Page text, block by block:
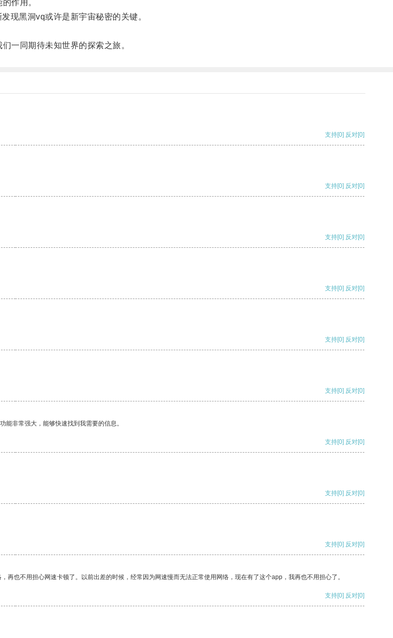
作用。
黑洞vq或许是新宇宙秘密的关键。
一同期待未知世界的探索之旅。
支持[0] 反对[0]
支持[0] 反对[0]
支持[0] 反对[0]
支持[0] 反对[0]
支持[0] 反对[0]
支持[0] 反对[0]
非常强大，能够快速找到我需要的信息。
支持[0] 反对[0]
支持[0] 反对[0]
支持[0] 反对[0]
也不用担心网速卡顿了。以前出差的时候，经常因为网速慢而无法正常使用网络，现在有了这个app，我再也不用担心了。
支持[0] 反对[0]